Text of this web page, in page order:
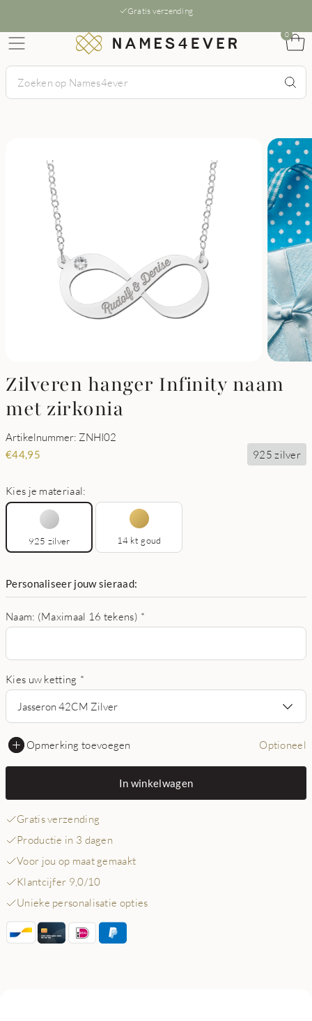
Gratis verzending
0
Zilveren hanger Infinity naam
met zirkonia
Artikelnummer: ZNHI02
€44,95 925 zilver
Kies je materiaal:
925 zilver 14 kt goud
Personaliseer jouw sieraad:
Naam: (Maximaal 16 tekens) *
Kies uw ketting *
Jasseron 42CM Zilver
Opmerking toevoegen Optioneel
In winkelwagen
Gratis verzending
Productie in 3 dagen
Voor jou op maat gemaakt
Klantcijfer 9,0/10
Unieke personalisatie opties